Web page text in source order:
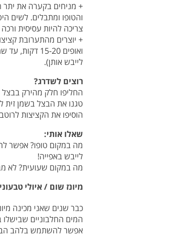
+ מניחים בקערה את יתר
והטופו ומתבלים. לשים
צריכה להיות עסיסית
+ יוצרים מהתערובת
ואופים 15-
לייבש אותן).
רוצים לשדרג?
החליפו חלק מהירק בבצל
טגנו את הבצל בשמן זית
הוסיפו את הקציצות
שאלו אותי:
מה במקום טופו? אפשר
לייבש באפייה!
מה במקום שעועית? לא
מיונז שום / איולי
כבר שנים שאני מכינה
המים החלבוניים
אפשר להשתמש בלהב